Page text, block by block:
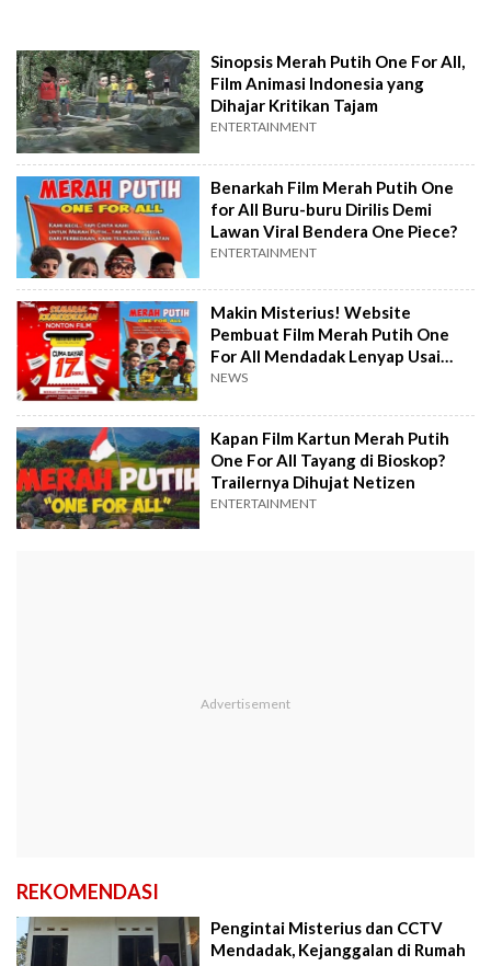
Sinopsis Merah Putih One For All,
Film Animasi Indonesia yang
Dihajar Kritikan Tajam
ENTERTAINMENT
Benarkah Film Merah Putih One
for All Buru-buru Dirilis Demi
Lawan Viral Bendera One Piece?
ENTERTAINMENT
Makin Misterius! Website
Pembuat Film Merah Putih One
For All Mendadak Lenyap Usai
Dihujat
NEWS
Kapan Film Kartun Merah Putih
One For All Tayang di Bioskop?
Trailernya Dihujat Netizen
ENTERTAINMENT
REKOMENDASI
Pengintai Misterius dan CCTV
Mendadak, Kejanggalan di Rumah